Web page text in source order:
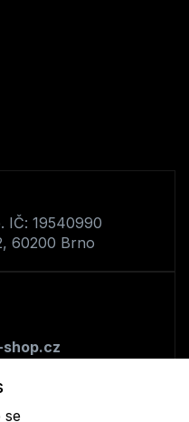
IČ: 19540990
60200 Brno
se